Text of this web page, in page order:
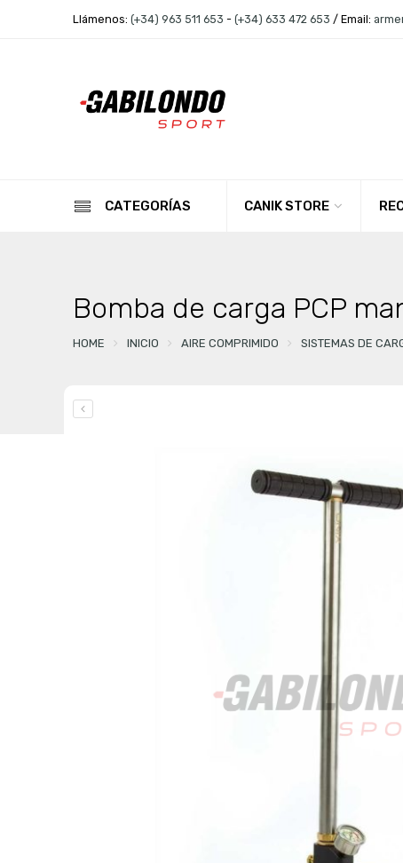
Llámenos: (+34) 963 511 653 - (+34) 633 472 653 / Email:
CATEGORÍAS CANIK STORE
Bomba de carga PCP
HOME INICIO AIRE COMPRIMIDO SISTEMAS DE